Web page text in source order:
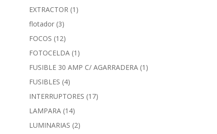
EXTRACTOR (1)
flotador (3)
FOCOS (12)
FOTOCELDA (1)
FUSIBLE 30 AMP C/ AGARRADERA (1)
FUSIBLES (4)
INTERRUPTORES (17)
LAMPARA (14)
LUMINARIAS (2)